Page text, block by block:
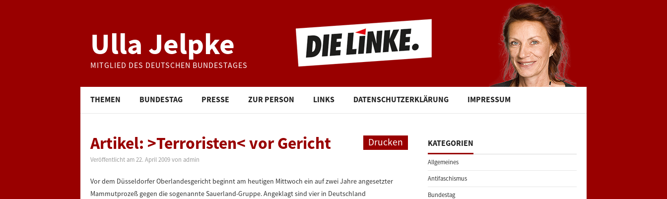
Ulla Jelpke
MITGLIED DES DEUTSCHEN BUNDESTAGES
THEMEN BUNDESTAG PRESSE ZUR PERSON LINKS DATENSCHUTZERKLÄRUNG IMPRESSUM
Drucken
Artikel: >Terroristen< vor Gericht
Veröffentlicht am 22. April 2009 von admin
Vor dem Düsseldorfer Oberlandesgericht beginnt am heutigen Mittwoch ein auf zwei Jahre angesetzter
Mammutprozeß gegen die sogenannte Sauerland-Gruppe. Angeklagt sind vier in Deutschland
KATEGORIEN
Allgemeines
Antifaschismus
Bundestag